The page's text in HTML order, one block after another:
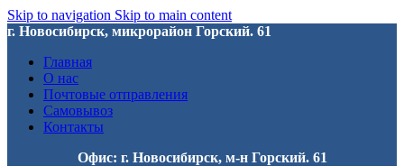
Skip to navigation Skip to main content
г. Новосибирск, микрорайон Горский. 61
Главная
О нас
Почтовые отправления
Самовывоз
Контакты
Офис: г. Новосибирск, м-н Горский. 61